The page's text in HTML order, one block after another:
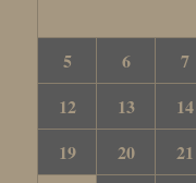
5
6 7
12
13 14
19
20 21